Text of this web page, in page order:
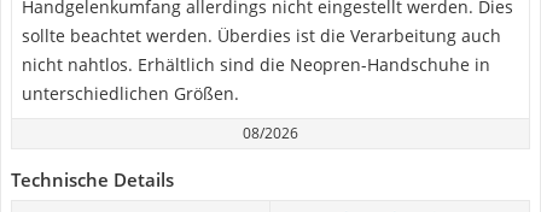
Handgelenkumfang allerdings nicht eingestellt werden. Dies
sollte beachtet werden. Überdies ist die Verarbeitung auch
nicht nahtlos. Erhältlich sind die Neopren-Handschuhe in
unterschiedlichen Größen.
08/2026
Technische Details